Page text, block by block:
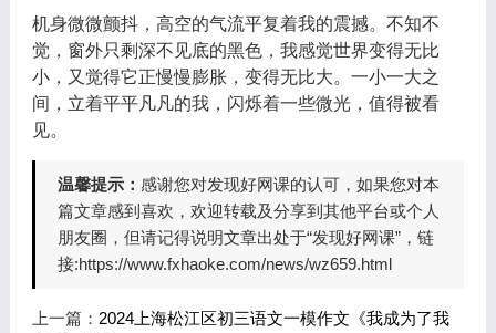
机身微微颤抖，高空的气流平复着我的震撼。不知不
觉，窗外只剩深不见底的黑色，我感觉世界变得无比
小，又觉得它正慢慢膨胀，变得无比大。一小一大之
间，立着平平凡凡的我，闪烁着一些微光，值得被看
见。
温馨提示： 感谢您对发现好网课的认可，如果您对本
篇文章感到喜欢，欢迎转载及分享到其他平台或个人
朋友圈，但请记得说明文章出处于“发现好网课”，链
接:https://www.fxhaoke.com/news/wz659.html
上一篇： 2024上海松江区初三语文一模作文《我成为了我